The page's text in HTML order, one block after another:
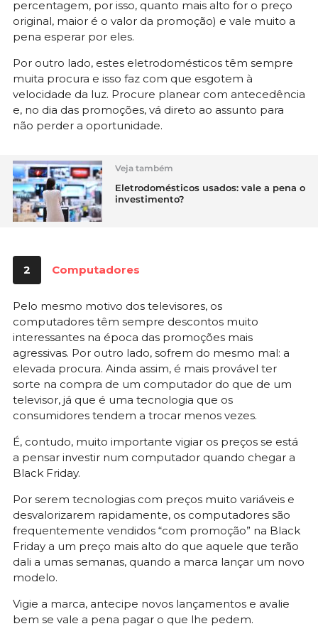
percentagem, por isso, quanto mais alto for o preço
original, maior é o valor da promoção) e vale muito a
pena esperar por eles.
Por outro lado, estes eletrodomésticos têm sempre
muita procura e isso faz com que esgotem à
velocidade da luz. Procure planear com antecedência
e, no dia das promoções, vá direto ao assunto para
não perder a oportunidade.
Veja também
Eletrodomésticos usados: vale a pena o
investimento?
2 Computadores
Pelo mesmo motivo dos televisores, os
computadores têm sempre descontos muito
interessantes na época das promoções mais
agressivas. Por outro lado, sofrem do mesmo mal: a
elevada procura. Ainda assim, é mais provável ter
sorte na compra de um computador do que de um
televisor, já que é uma tecnologia que os
consumidores tendem a trocar menos vezes.
É, contudo, muito importante vigiar os preços se está
a pensar investir num computador quando chegar a
Black Friday.
Por serem tecnologias com preços muito variáveis e
desvalorizarem rapidamente, os computadores são
frequentemente vendidos “com promoção” na Black
Friday a um preço mais alto do que aquele que terão
dali a umas semanas, quando a marca lançar um novo
modelo.
Vigie a marca, antecipe novos lançamentos e avalie
bem se vale a pena pagar o que lhe pedem.